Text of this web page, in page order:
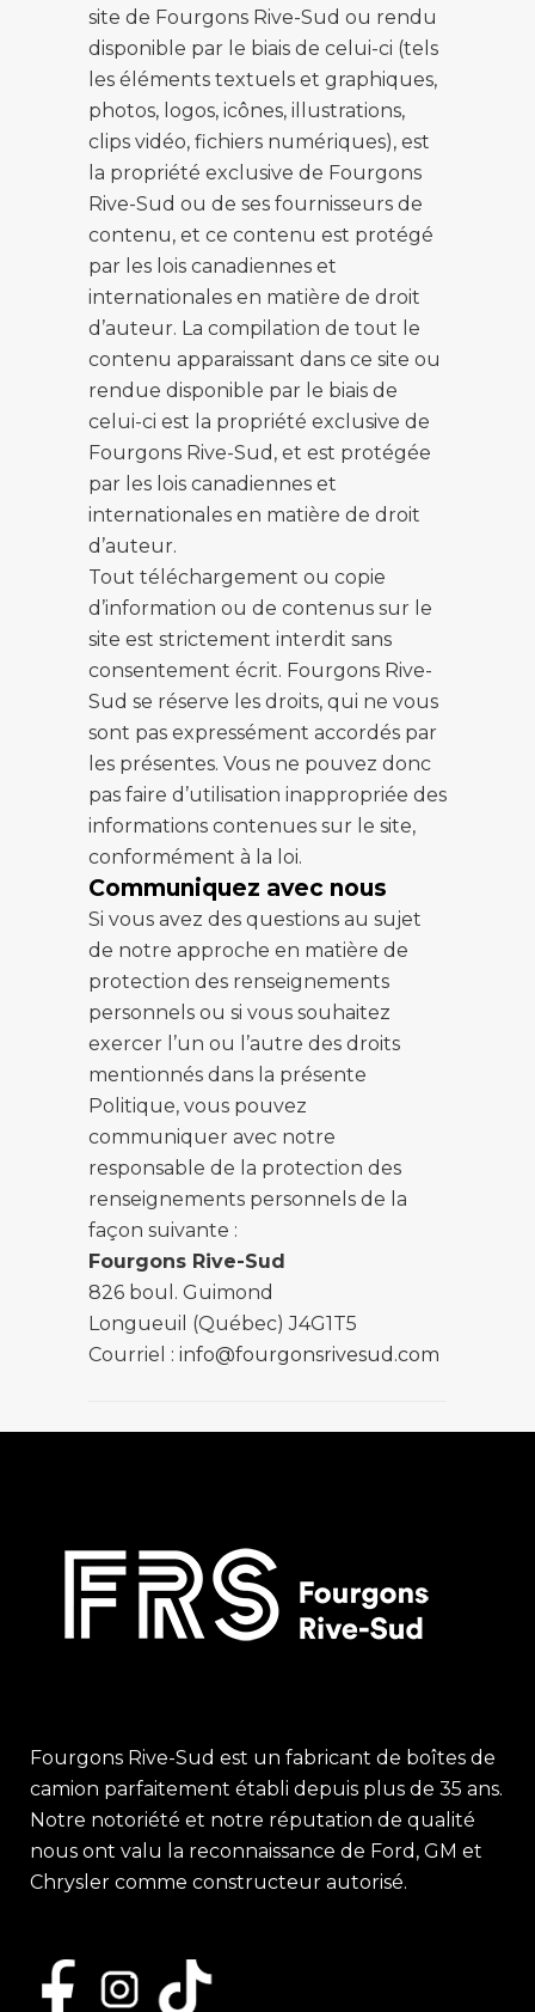
site de Fourgons Rive-Sud ou rendu
disponible par le biais de celui-ci (tels
les éléments textuels et graphiques,
photos, logos, icônes, illustrations,
clips vidéo, fichiers numériques), est
la propriété exclusive de Fourgons
Rive-Sud ou de ses fournisseurs de
contenu, et ce contenu est protégé
par les lois canadiennes et
internationales en matière de droit
d’auteur. La compilation de tout le
contenu apparaissant dans ce site ou
rendue disponible par le biais de
celui-ci est la propriété exclusive de
Fourgons Rive-Sud, et est protégée
par les lois canadiennes et
internationales en matière de droit
d’auteur.
Tout téléchargement ou copie
d’information ou de contenus sur le
site est strictement interdit sans
consentement écrit. Fourgons Rive-
Sud se réserve les droits, qui ne vous
sont pas expressément accordés par
les présentes. Vous ne pouvez donc
pas faire d’utilisation inappropriée des
informations contenues sur le site,
conformément à la loi.
Communiquez avec nous
Si vous avez des questions au sujet
de notre approche en matière de
protection des renseignements
personnels ou si vous souhaitez
exercer l’un ou l’autre des droits
mentionnés dans la présente
Politique, vous pouvez
communiquer avec notre
responsable de la protection des
renseignements personnels de la
façon suivante :
Fourgons Rive-Sud
826 boul. Guimond
Longueuil (Québec) J4G1T5
Courriel : info@fourgonsrivesud.com
Fourgons Rive-Sud est un fabricant de boîtes de
camion parfaitement établi depuis plus de 35 ans.
Notre notoriété et notre réputation de qualité
nous ont valu la reconnaissance de Ford, GM et
Chrysler comme constructeur autorisé.